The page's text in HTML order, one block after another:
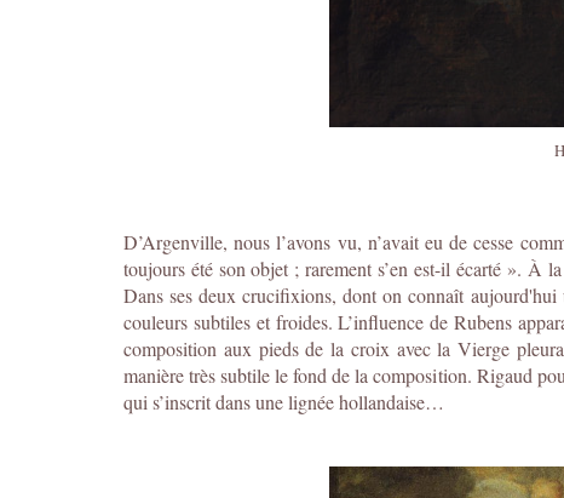
D’Argenville, nous l’avons vu, n’avait eu de cesse
toujours été son objet ; rarement s’en est-il écarté ». À
Dans ses deux crucifixions, dont on connaît
couleurs subtiles et froides. L’influence de Rubens
composition aux pieds de la croix avec la Vierge
manière très subtile le fond de la composition. Rigaud
qui s’inscrit dans une lignée hollandaise…